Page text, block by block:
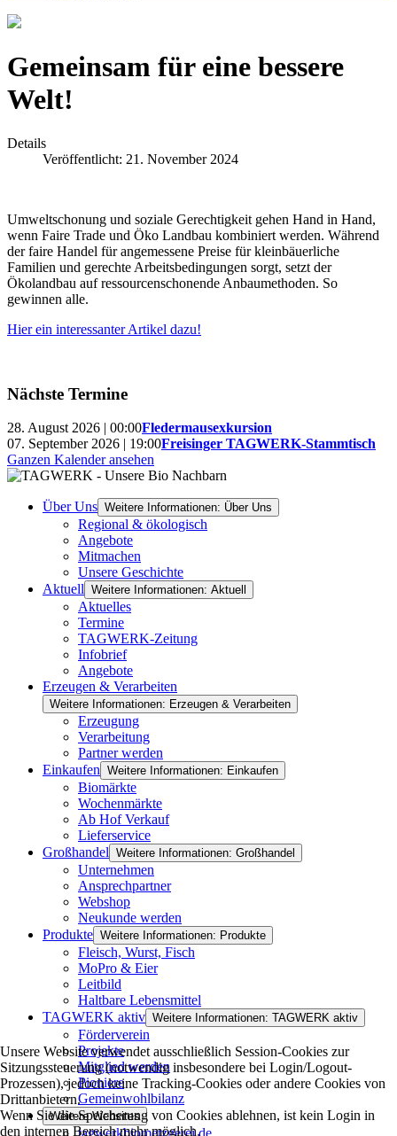
Gemeinsam für eine bessere
Welt!
Details
Veröffentlicht: 21. November 2024
Umweltschonung und soziale Gerechtigkeit gehen Hand in Hand,
wenn Faire Trade und Öko Landbau kombiniert werden. Während
der faire Handel für angemessene Preise für kleinbäuerliche
Familien und gerechte Arbeitsbedingungen sorgt, setzt der
Ökolandbau auf ressourcenschonende Anbaumethoden. So
gewinnen alle.
Hier ein interessanter Artikel dazu!
Nächste Termine
28. August 2026 | 00:00Fledermausexkursion
07. September 2026 | 19:00Freisinger TAGWERK-Stammtisch
Ganzen Kalender ansehen
Über Uns Weitere Informationen: Über Uns
Regional & ökologisch
Angebote
Mitmachen
Unsere Geschichte
Aktuell Weitere Informationen: Aktuell
Aktuelles
Termine
TAGWERK-Zeitung
Infobrief
Angebote
Erzeugen & Verarbeiten
Weitere Informationen: Erzeugen & Verarbeiten
Erzeugung
Verarbeitung
Partner werden
Einkaufen Weitere Informationen: Einkaufen
Biomärkte
Wochenmärkte
Ab Hof Verkauf
Lieferservice
Großhandel Weitere Informationen: Großhandel
Unternehmen
Ansprechpartner
Webshop
Neukunde werden
Produkte Weitere Informationen: Produkte
Fleisch, Wurst, Fisch
MoPro & Eier
Leitbild
Haltbare Lebensmittel
TAGWERK aktiv Weitere Informationen: TAGWERK aktiv
Förderverein
Projekte
Mitglied werden
Pioniere
Gemeinwohlbilanz
Weitere Websites
Unsere Website verwendet ausschließlich Session-Cookies zur
Sitzungssteuerung (notwendig insbesondere bei Login/Logout-
Prozessen), jedoch keine Tracking-Cookies oder andere Cookies von
Drittanbietern.
Wenn Sie die Speicherung von Cookies ablehnen, ist kein Login in
den internen Bereich mehr möglich.